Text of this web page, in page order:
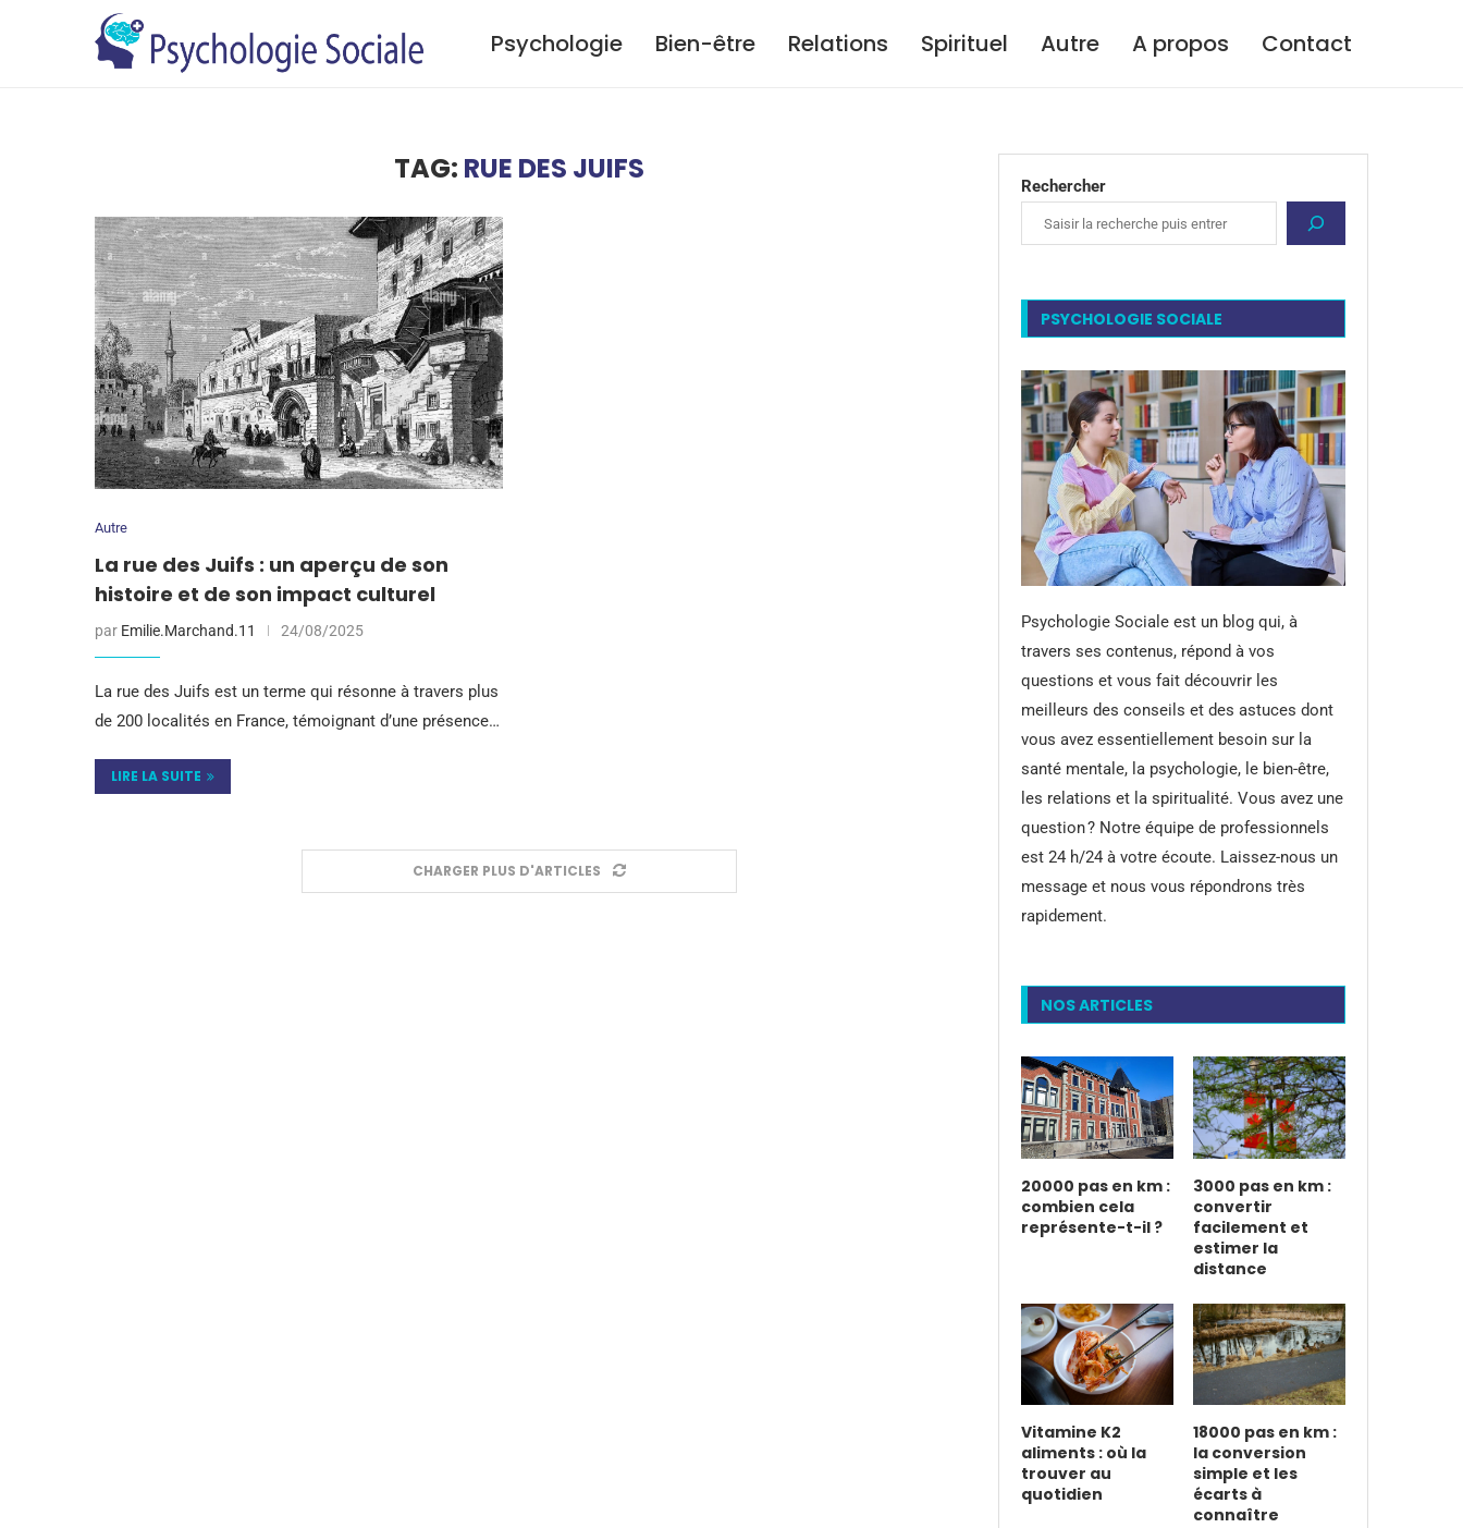
Psychologie Bien-être Relations Spirituel Autre A propos Contact
TAG: RUE DES JUIFS
Autre
La rue des Juifs : un aperçu de son
histoire et de son impact culturel
par Emilie.Marchand.11 24/08/2025
La rue des Juifs est un terme qui résonne à travers plus
de 200 localités en France, témoignant d’une présence…
LIRE LA SUITE
CHARGER PLUS D'ARTICLES
Rechercher
PSYCHOLOGIE SOCIALE
Psychologie Sociale est un blog qui, à
travers ses contenus, répond à vos
questions et vous fait découvrir les
meilleurs des conseils et des astuces dont
vous avez essentiellement besoin sur la
santé mentale, la psychologie, le bien-être,
les relations et la spiritualité. Vous avez une
question ? Notre équipe de professionnels
est 24 h/24 à votre écoute. Laissez-nous un
message et nous vous répondrons très
rapidement.
NOS ARTICLES
20000 pas en km :
combien cela
représente-t-il ?
3000 pas en km :
convertir
facilement et
estimer la
distance
Vitamine K2
aliments : où la
trouver au
quotidien
18000 pas en km :
la conversion
simple et les
écarts à
connaître